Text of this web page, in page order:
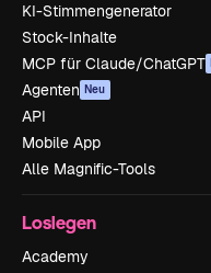
KI-Stimmengenerator
Stock-Inhalte
MCP für Claude/ChatGPT
Agenten Neu
API
Mobile App
Alle Magnific-Tools
Loslegen
Academy